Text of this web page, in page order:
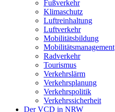
Fußverkehr
Klimaschutz
Luftreinhaltung
Luftverkehr
Mobilitätsbildung
Mobilitätsmanagement
Radverkehr
Tourismus
Verkehrslärm
Verkehrsplanung
Verkehrspolitik
Verkehrssicherheit
Der VCD in NRW